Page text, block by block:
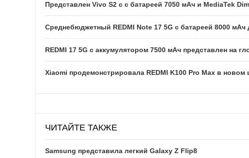
Представлен Vivo S2 с с батареей 7050 мАч и MediaTek
Среднебюджетный REDMI Note 17 5G с батареей 8000
REDMI 17 5G c аккумулятором 7500 мАч представлен на
Xiaomi продемонстрировала REDMI K100 Pro Max в новом
ЧИТАЙТЕ ТАКЖЕ
Samsung представила легкий Galaxy Z Flip8